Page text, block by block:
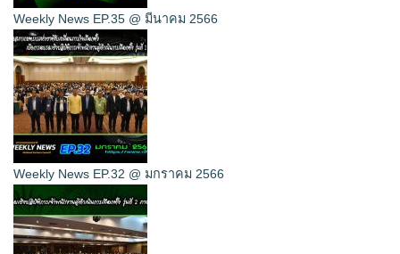
Weekly News EP.35 @ มีนาคม 2566
Weekly News EP.32 @ มกราคม 2566